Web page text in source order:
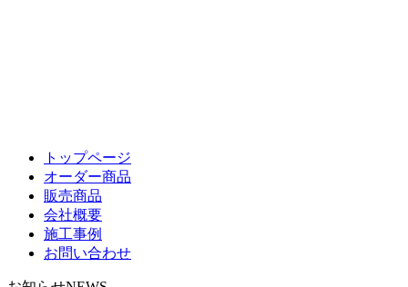
トップページ
オーダー商品
販売商品
会社概要
施工事例
お問い合わせ